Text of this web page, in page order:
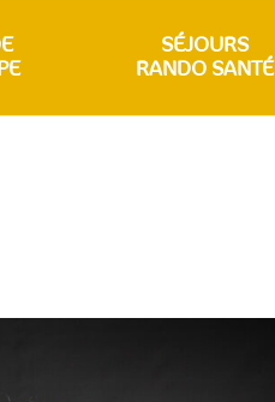
SÉJOURS
RANDO SANTÉ